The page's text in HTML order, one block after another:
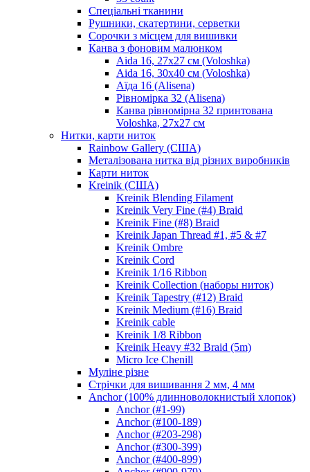
Спеціальні тканини
Рушники, скатертини, серветки
Сорочки з місцем для вишивки
Канва з фоновим малюнком
Aida 16, 27х27 см (Voloshka)
Aida 16, 30х40 см (Voloshka)
Аїда 16 (Alisena)
Рівномірка 32 (Alisena)
Канва рівномірна 32 принтована
Voloshka, 27х27 см
Нитки, карти ниток
Rainbow Gallery (США)
Металізована нитка від різних виробників
Карти ниток
Kreinik (США)
Kreinik Blending Filament
Kreinik Very Fine (#4) Braid
Kreinik Fine (#8) Braid
Kreinik Japan Thread #1, #5 & #7
Kreinik Ombre
Kreinik Cord
Kreinik 1/16 Ribbon
Kreinik Collection (наборы ниток)
Kreinik Tapestry (#12) Braid
Kreinik Medium (#16) Braid
Kreinik cable
Kreinik 1/8 Ribbon
Kreinik Heavy #32 Braid (5m)
Micro Ice Chenill
Муліне різне
Стрічки для вишивання 2 мм, 4 мм
Anchor (100% длинноволокнистый хлопок)
Anchor (#1-99)
Anchor (#100-189)
Anchor (#203-298)
Anchor (#300-399)
Anchor (#400-899)